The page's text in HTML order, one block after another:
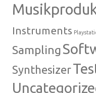
Instruments
Sampling
Synthesizer